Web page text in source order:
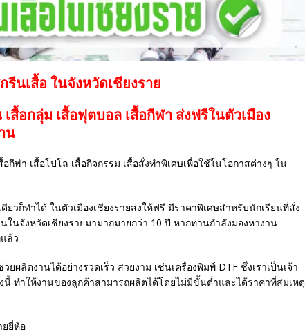
นเสื้อ ในจังหวัดเชียงราย
เสื้อกลุ่ม เสื้อฟุตบอล เสื้อกีฬา ส่งฟรีในตัวเมือง
น
กีฬา เสื้อโปโล เสื้อกิจกรรม เสื้อสั่งทำพิเศษเพื่อใช้ในโอกาสต่างๆ ใน
วก็ทำได้ ในตัวเมืองเชียงรายส่งให้ฟรี มีราคาพิเศษสำหรับนักเรียนที่สั่ง
ในจังหวัดเชียงรายมามากมายกว่า 10 ปี หากท่านกำลังมองหางาน
ล้ว
ผลิตงานได้อย่างรวดเร็ว สวยงาม เช่นเครื่องพิมพ์ DTF ซึ่งเราเป็นเจ้า
นี้ ทำให้งานของลูกค้าสามารถผลิตได้โดยไม่มีขั้นต่ำและได้ราคาที่สมเหตุ
ยี่ห้อ